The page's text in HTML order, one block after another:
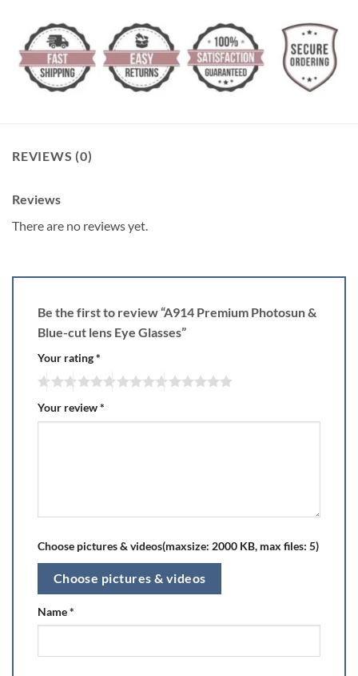
REVIEWS (0)
Reviews
There are no reviews yet.
Be the first to review “A914 Premium Photosun &
Blue-cut lens Eye Glasses”
Your rating*
Your review*
Choose pictures & videos(maxsize: 2000 KB, max files: 5)
Choose pictures & videos
Name*